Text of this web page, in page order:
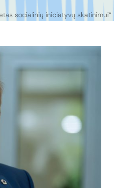
socialinių iniciatyvų skatinimui“